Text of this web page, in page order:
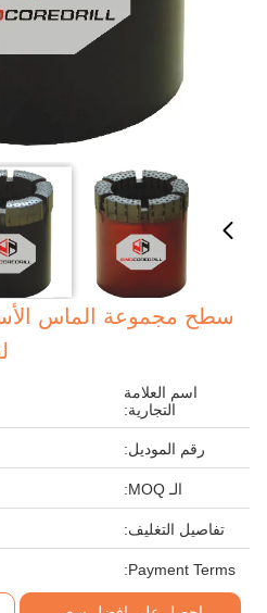
سطح مجموعة الماس
اسم العلامة
التجارية:
رقم الموديل:
الـ MOQ:
تفاصيل التغليف:
Payment Terms: